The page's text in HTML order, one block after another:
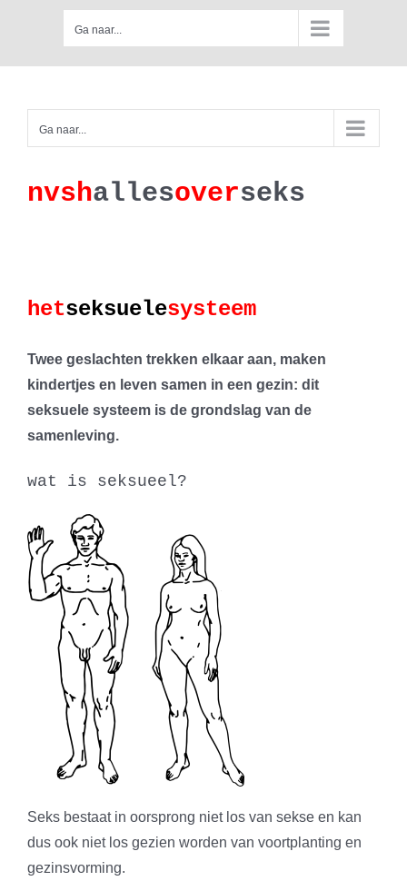
Ga naar...
Ga naar...
nvshallesoverseks
hetseksuelesysteem
Twee geslachten trekken elkaar aan, maken
kindertjes en leven samen in een gezin: dit
seksuele systeem is de grondslag van de
samenleving.
wat is seksueel?
Seks bestaat in oorsprong niet los van sekse en kan
dus ook niet los gezien worden van voortplanting en
gezinsvorming.